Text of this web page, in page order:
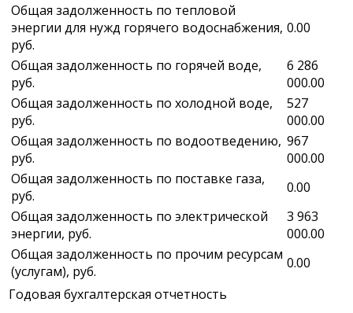
Общая задолженность по тепловой
энергии для нужд горячего водоснабжения,
руб.
0.00
Общая задолженность по горячей воде,
руб.
6 286
000.00
Общая задолженность по холодной воде,
руб.
527
000.00
Общая задолженность по водоотведению,
руб.
967
000.00
Общая задолженность по поставке газа,
руб.
0.00
Общая задолженность по электрической
энергии, руб.
3 963
000.00
Общая задолженность по прочим ресурсам
(услугам), руб.
0.00
Годовая бухгалтерская отчетность